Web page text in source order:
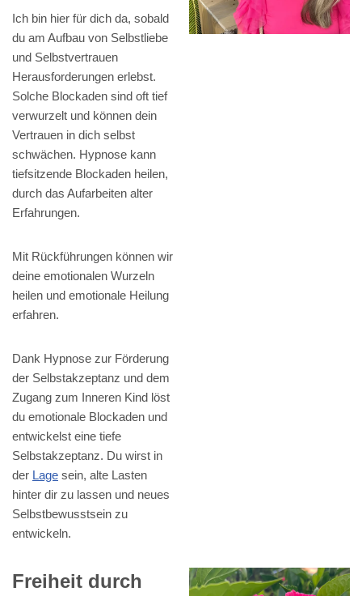
Ich bin hier für dich da, sobald
du am Aufbau von Selbstliebe
und Selbstvertrauen
Herausforderungen erlebst.
Solche Blockaden sind oft tief
verwurzelt und können dein
Vertrauen in dich selbst
schwächen. Hypnose kann
tiefsitzende Blockaden heilen,
durch das Aufarbeiten alter
Erfahrungen.
Mit Rückführungen können wir
deine emotionalen Wurzeln
heilen und emotionale Heilung
erfahren.
Dank Hypnose zur Förderung
der Selbstakzeptanz und dem
Zugang zum Inneren Kind löst
du emotionale Blockaden und
entwickelst eine tiefe
Selbstakzeptanz. Du wirst in
der Lage sein, alte Lasten
hinter dir zu lassen und neues
Selbstbewusstsein zu
entwickeln.
Freiheit durch